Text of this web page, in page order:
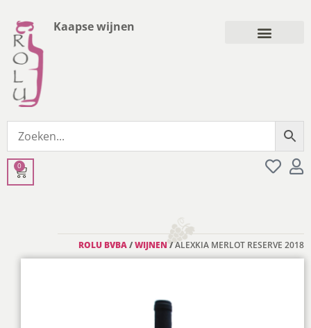
Kaapse wijnen
0
ROLU BVBA/WIJNEN/ALEXKIA MERLOT RESERVE 2018